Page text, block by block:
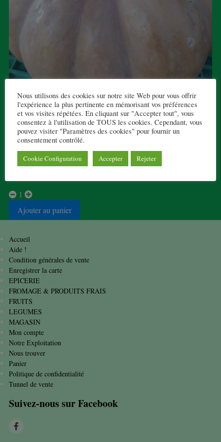
COURGE MUSCADE
1,80 € TTC
Morceau d'environ 2kg soit un quart.
1
Ajouter au panier
Accueil
Aide !
Condition générales de vente
Enregistrer la carte
EPICERIE
FROMAGE & PRODUITS FRAIS
FRUITS
LEGUMES
MAGASIN
Mon compte
Notre Exploitation
Nous trouver
Panier
Politique de confidentialité
Tunnel de vente
Suivez-nous sur Facebook
Nous utilisons des cookies sur notre site Web pour vous offrir
l'expérience la plus pertinente en mémorisant vos préférences
et vos visites répétées. En cliquant sur "Accepter tout", vous
consentez à l'utilisation de TOUS les cookies. Cependant, vous
pouvez visiter "Paramètres des cookies" pour fournir un
consentement contrôlé.
Cookie Configuration Accepter Rejeter